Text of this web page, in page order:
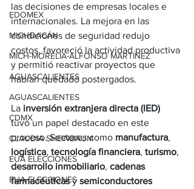
EDOMEX
MICHOACÁN
MICH-MORELIA-ALFONSO MARTÍNEZ
AGUASCALIENTES
AGUASCALIENTES
CDMX
CLAUDIA SHEINBAUM
EUA ELECCIONES
EUA ELECCIONES
las decisiones de empresas locales e
internacionales. La mejora en las
condiciones de seguridad redujo
costos, favoreció la actividad productiva
y permitió reactivar proyectos que
habían quedado postergados.
La inversión extranjera directa (IED)
tuvo un papel destacado en este
proceso. Sectores como manufactura,
logística, tecnología financiera, turismo,
desarrollo inmobiliario, cadenas
farmacéuticas y semiconductores